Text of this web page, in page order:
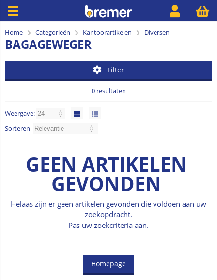
Home Categorieën Kantoorartikelen Diversen
BAGAGEWEGER
Filter
0 resultaten
Weergave:
Sorteren:
GEEN ARTIKELEN
GEVONDEN
Helaas zijn er geen artikelen gevonden die voldoen aan uw
zoekopdracht.
Pas uw zoekcriteria aan.
Homepage